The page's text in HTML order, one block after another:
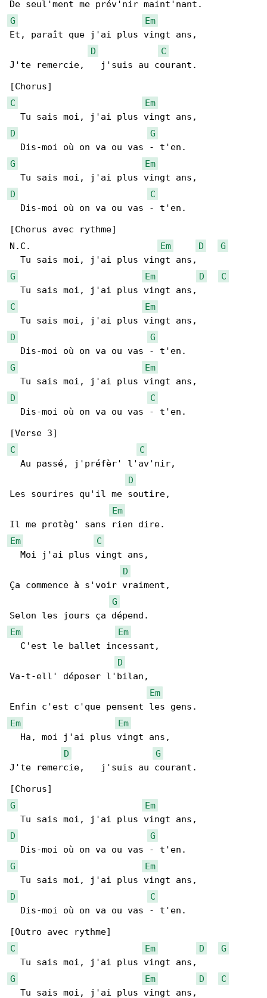
G
Em
Et, paraît que j'ai plus vingt ans,
D
C
J'te remercie,   j'suis au courant.
C
Em
D
G
G
Em
D
C
  Dis-moi où on va ou vas - t'en.
[Chorus avec rythme]
N.C.
Em D
G
G
Em D
C
C
Em
D
G
G
Em
D
C
  Dis-moi où on va ou vas - t'en.
C
C
  Au passé, j'préfèr' l'av'nir,
D
Les sourires qu'il me soutire,
Em
Em
C
  Moi j'ai plus vingt ans,
D
Ça commence à s'voir vraiment,
G
Em
Em
  C'est le ballet incessant,
D
Va-t-ell' déposer l'bilan,
Em
Em
Em
  Ha, moi j'ai plus vingt ans,
D
G
J'te remercie,   j'suis au courant.
G
Em
D
G
G
Em
D
C
  Dis-moi où on va ou vas - t'en.
C
Em D
G
G
Em D
C